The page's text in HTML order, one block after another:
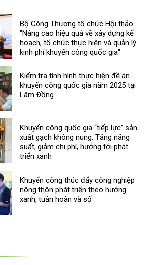
Bộ Công Thương tổ chức Hội thảo
"Nâng cao hiệu quả về xây dựng kế
hoạch, tổ chức thực hiện và quản lý
kinh phí khuyến công quốc gia"
Kiểm tra tình hình thực hiện đề án
khuyến công quốc gia năm 2025 tại
Lâm Đồng
Khuyến công quốc gia “tiếp lực” sản
xuất gạch không nung: Tăng năng
suất, giảm chi phí, hướng tới phát
triển xanh
Khuyến công thúc đẩy công nghiệp
nông thôn phát triển theo hướng
xanh, tuần hoàn và số